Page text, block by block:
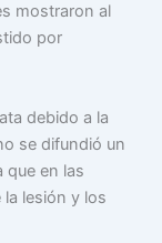
mostraron al
por
debido a la
se difundió un
que en las
lesión y los